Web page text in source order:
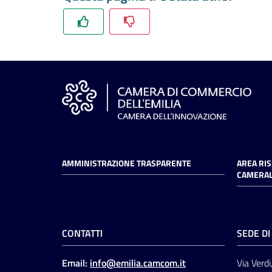
AMMINISTRAZIONE TRASPARENTE
AREA
CONTATTI
Email: info@emilia.camcom.it
SEDE
Via